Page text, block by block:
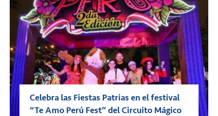
Celebra las Fiestas Patrias en el festival
“Te Amo Perú Fest” del Circuito Mágico